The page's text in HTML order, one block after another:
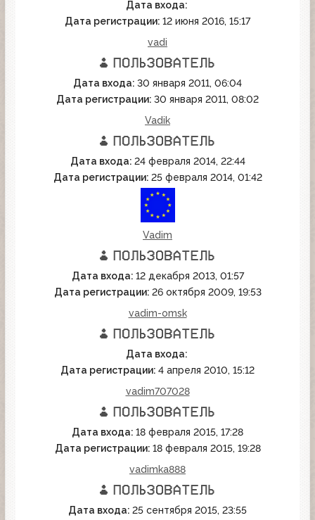
Дата входа:
Дата регистрации: 12 июня 2016, 15:17
vadi
Дата входа: 30 января 2011, 06:04
Дата регистрации: 30 января 2011, 08:02
Vadik
Дата входа: 24 февраля 2014, 22:44
Дата регистрации: 25 февраля 2014, 01:42
Vadim
Дата входа: 12 декабря 2013, 01:57
Дата регистрации: 26 октября 2009, 19:53
vadim-omsk
Дата входа:
Дата регистрации: 4 апреля 2010, 15:12
vadim707028
Дата входа: 18 февраля 2015, 17:28
Дата регистрации: 18 февраля 2015, 19:28
vadimka888
Дата входа: 25 сентября 2015, 23:55